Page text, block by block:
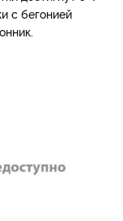
с бегонией